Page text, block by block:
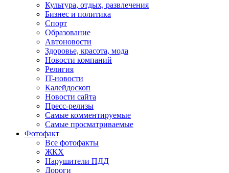
Культура, отдых, развлечения
Бизнес и политика
Спорт
Образование
Автоновости
Здоровье, красота, мода
Новости компаний
Религия
IT-новости
Калейдоскоп
Новости сайта
Пресс-релизы
Самые комментируемые
Самые просматриваемые
Фотофакт
Все фотофакты
ЖКХ
Нарушители ПДД
Дороги